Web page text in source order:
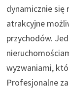
dynamicznie się
atrakcyjne
przychodów.
wyzwaniami,
Profesjonalne